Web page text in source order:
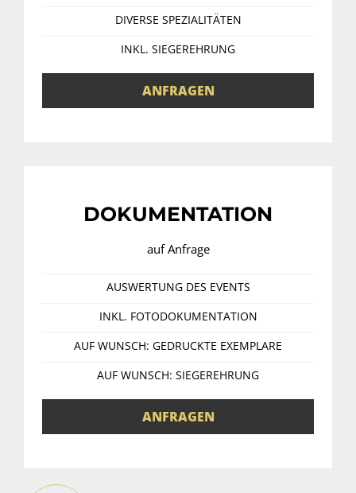
DIVERSE SPEZIALITÄTEN
INKL. SIEGEREHRUNG
ANFRAGEN
DOKUMENTATION
auf Anfrage
AUSWERTUNG DES EVENTS
INKL. FOTODOKUMENTATION
AUF WUNSCH: GEDRUCKTE EXEMPLARE
AUF WUNSCH: SIEGEREHRUNG
ANFRAGEN